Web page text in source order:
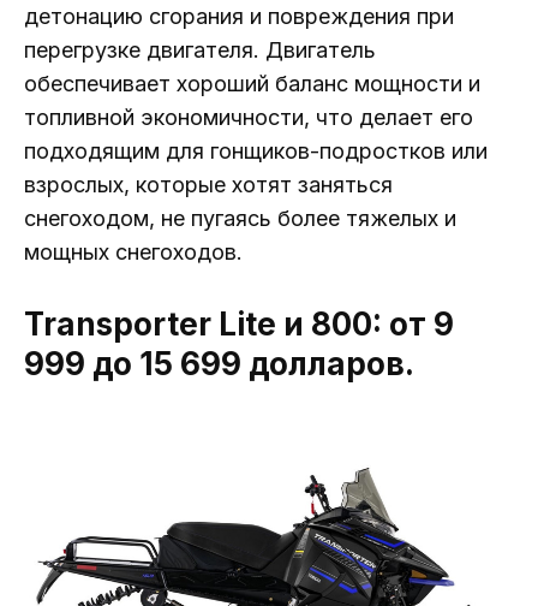
детонацию сгорания и повреждения при
перегрузке двигателя. Двигатель
обеспечивает хороший баланс мощности и
топливной экономичности, что делает его
подходящим для гонщиков-подростков или
взрослых, которые хотят заняться
снегоходом, не пугаясь более тяжелых и
мощных снегоходов.
Transporter Lite и 800: от 9
999 до 15 699 долларов.